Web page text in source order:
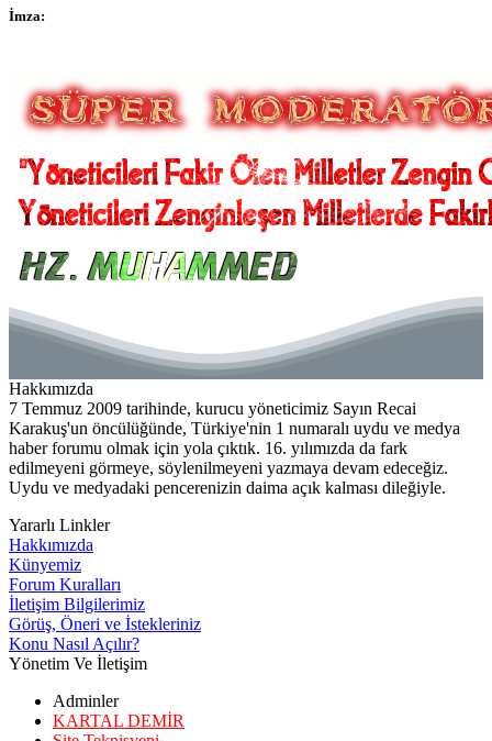
İmza:
Hakkımızda
7 Temmuz 2009 tarihinde, kurucu yöneticimiz Sayın Recai
Karakuş'un öncülüğünde, Türkiye'nin 1 numaralı uydu ve medya
haber forumu olmak için yola çıktık. 16. yılımızda da fark
edilmeyeni görmeye, söylenilmeyeni yazmaya devam edeceğiz.
Uydu ve medyadaki pencerenizin daima açık kalması dileğiyle.
Yararlı Linkler
Hakkımızda
Künyemiz
Forum Kuralları
İletişim Bilgilerimiz
Görüş, Öneri ve İstekleriniz
Konu Nasıl Açılır?
Yönetim Ve İletişim
Adminler
KARTAL DEMİR